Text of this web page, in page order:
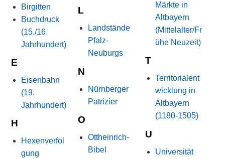
Birgitten
Buchdruck
(15./16.
Jahrhundert)
E
Eisenbahn
(19.
Jahrhundert)
H
Hexenverfol
gung
L
Landstände
Pfalz-
Neuburgs
N
Nürnberger
Patrizier
O
Ottheinrich-
Bibel
Märkte in
Altbayern
(Mittelalter/Fr
ühe Neuzeit)
T
Territorialent
wicklung in
Altbayern
(1180-1505)
U
Universität